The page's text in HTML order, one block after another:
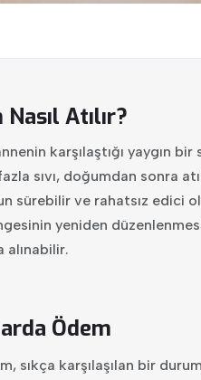
Atılır?
karşılaştığı yaygın
sıvı, doğumdan sonra
sürebilir ve rahatsız edici
yeniden
Ödem
sıkça karşılaşılan bir